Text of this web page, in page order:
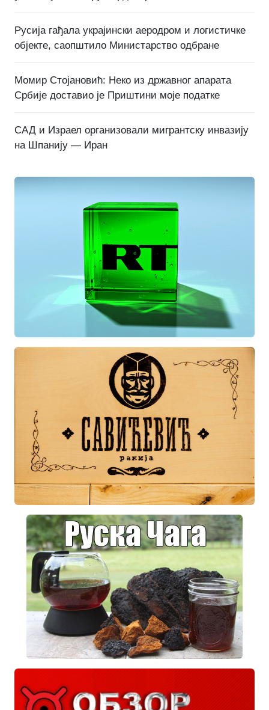
Русија гађала украјински аеродром и логистичке
објекте, саопштило Министарство одбране
Момир Стојановић: Неко из државног апарата
Србије доставио је Приштини моје податке
САД и Израел организовали мигрантску инвазију
на Шпанију — Иран